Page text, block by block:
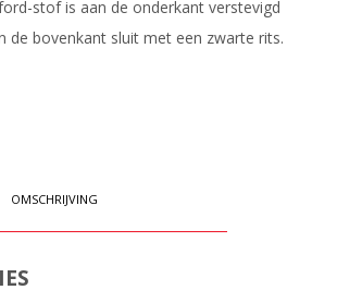
stof is aan de onderkant verstevigd
de bovenkant sluit met een zwarte rits.
OMSCHRIJVING